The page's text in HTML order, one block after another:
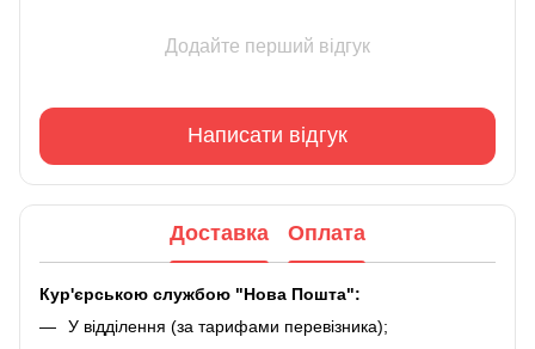
Додайте перший відгук
Написати відгук
Доставка Оплата
Кур'єрською службою "Нова Пошта":
У відділення (за тарифами перевізника);